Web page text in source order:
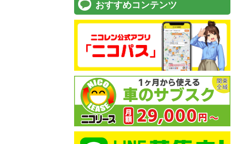
おすすめコンテンツ